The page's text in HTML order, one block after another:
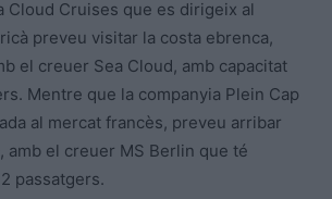
Cloud Cruises que es dirigeix al
preveu visitar la costa ebrenca,
el creuer Sea Cloud, amb capacitat
Mentre que la companyia Plein Cap
al mercat francès, preveu arribar
amb el creuer MS Berlin que té
passatgers.